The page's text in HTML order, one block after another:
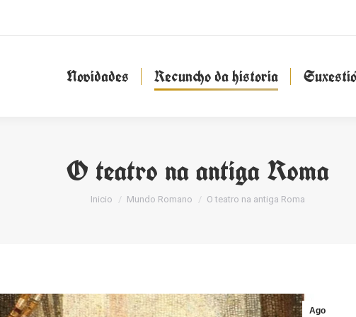
Novidades Recuncho da historia
O teatro na antiga Roma
You are here:
Inicio Mundo Romano O teatro na antiga Roma
Ago
Novidades Recuncho da historia